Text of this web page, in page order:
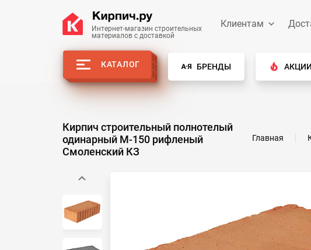
Интернет-магазин строительных
материалов с доставкой
Клиентам
КАТАЛОГ БРЕНДЫ АКЦИИ
Кирпич строительный полнотелый
одинарный М-150 рифленый
Смоленский КЗ
Главная